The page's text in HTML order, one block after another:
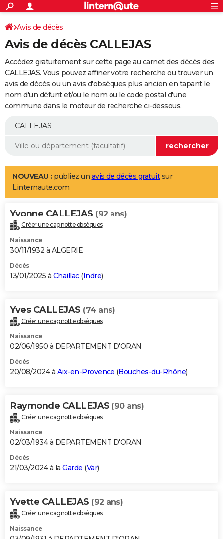
ACTUALITÉS
Politique
Société
Faits Divers
Education
Monde
Villes
+
SPORT
Coupe du monde 2026
Football
Tennis
Cyclisme
Rugby
Forum
Programme TV
TNT
Streaming
Cinéma
Sorties cinéma
Musique
+
FINANCE
Retraite
Epargne
Immobilier
Risques naturels par ville
Banque
Assurance
AUTO
Essais
Réserver un essai
Citadines
Berlines
SUV
Forum auto
+
Mobiles
Meilleur smartphone
Internet
Ordinateurs
Jeux vidéo
Guide high-tech
Aménagement intérieur
LIFESTYLE
Art de vivre
Bien-être
Loisirs
Mode
Modes de vie
Alimentation
Guide de la santé
Maladies
Médicaments
Sommeil
VOYAGE
Destinations
City break
Voyage nature
Voyage de noces
Forum
Climat
+PHOTO
GUIDES D'ACHAT
BONS PLANS
Carte de Noël
Carte Bonne année
Carte Saint-Valentin
Carte Pâques
Carte d'anniversaire
DICTIONNAIRE
Dictionnaire
Biographies
Citations
Expressions
Proverbes
PROGRAMME TV
S'inscrire
Se connecter
Lycées
Collèges
Primaires
Universités
Entreprises
Service militaire
Avis de recherche
AVIS DE DÉCÈS
Bricolage
Lifestyle
Culture
Sport
Auto
Television
Voyage
Cinema
Avis de décès
Avis de décès CALLEJAS
Accédez gratuitement sur cette page au carnet des décès des
CALLEJAS. Vous pouvez affiner votre recherche ou trouver un
avis de décès ou un avis d'obsèques plus ancien en tapant le
nom d'un défunt et/ou le nom ou le code postal d'une
commune dans le moteur de recherche ci-dessous.
NOUVEAU : publiez un avis de décès gratuitsur
Linternaute.com
Yvonne CALLEJAS (92 ans)
Créer une cagnotte obsèques
Naissance
30/11/1932 à ALGERIE
Décès
13/01/2025 à Chaillac(Indre)
Yves CALLEJAS (74 ans)
Créer une cagnotte obsèques
Naissance
02/06/1950 à DEPARTEMENT D'ORAN
Décès
20/08/2024 à Aix-en-Provence (Bouches-du-Rhône)
Raymonde CALLEJAS (90 ans)
Créer une cagnotte obsèques
Naissance
02/03/1934 à DEPARTEMENT D'ORAN
Décès
21/03/2024 à la Garde (Var)
Yvette CALLEJAS (92 ans)
Créer une cagnotte obsèques
Naissance